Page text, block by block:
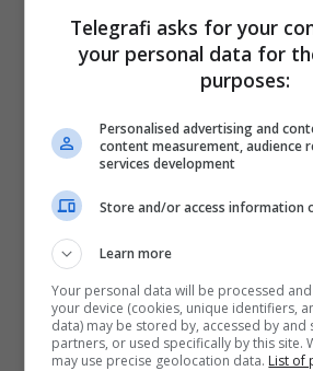
Telegrafi asks for your
your personal data for
purposes:
Personalised advertising and
content measurement, audience
services development
Store and/or access information
Learn more
Your personal data will be processed
your device (cookies, unique identifiers,
data) may be stored by, accessed by and
partners, or used specifically by this site.
may use precise geolocation data. List of